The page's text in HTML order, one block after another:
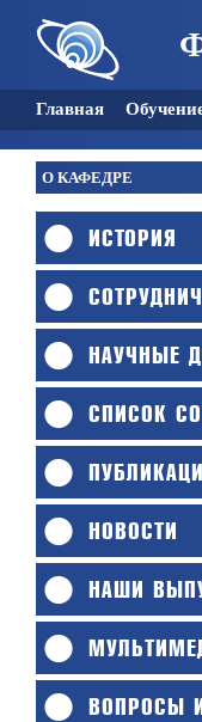
Главная
О КАФЕДРЕ
ИСТОРИЯ
НАУЧНЫЕ
СПИСОК
НОВОСТИ
НАШИ
ВОПРОСЫ